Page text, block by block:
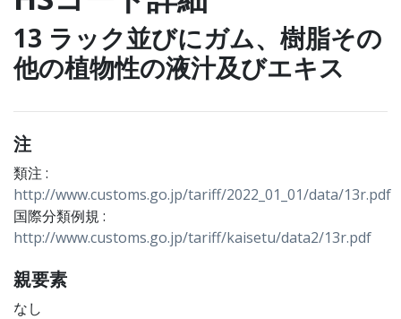
13 ラック並びにガム、樹脂その
他の植物性の液汁及びエキス
注
類注 :
http://www.customs.go.jp/tariff/2022_01_01/data/13r.pdf
国際分類例規 :
http://www.customs.go.jp/tariff/kaisetu/data2/13r.pdf
親要素
なし
HSコード
ユーザー登録
ログイン